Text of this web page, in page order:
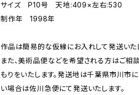
サイズ P10号 天地:409×左右:530
制作年 1998年
作品は簡易的な仮縁にお入れして発送いた
また、美術品便などを希望される方はご相
もりをいたします。発送地は千葉県市川市
い場合は佐川急便にて発送いたします。